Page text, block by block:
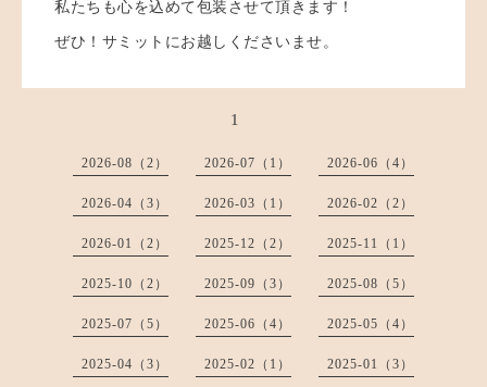
私たちも心を込めて包装させて頂きます！
ぜひ！サミットにお越しくださいませ。
1
2026-08（2） 2026-07（1） 2026-06（4）
2026-04（3） 2026-03（1） 2026-02（2）
2026-01（2） 2025-12（2） 2025-11（1）
2025-10（2） 2025-09（3） 2025-08（5）
2025-07（5） 2025-06（4） 2025-05（4）
2025-04（3） 2025-02（1） 2025-01（3）